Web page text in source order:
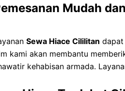
Mudah
Sewa Hiace Cililitan dapat
kami akan membantu
kehabisan armada.